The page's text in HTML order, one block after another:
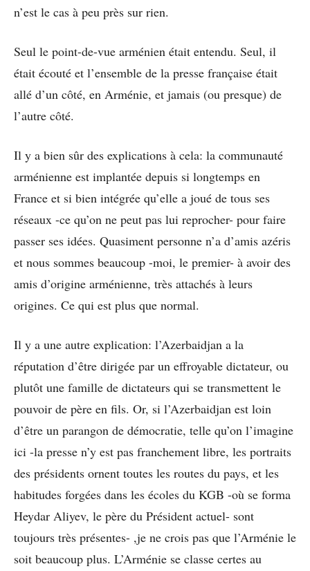
n’est le cas à peu près sur rien.
Seul le point-de-vue arménien était entendu. Seul, il
était écouté et l’ensemble de la presse française était
allé d’un côté, en Arménie, et jamais (ou presque) de
l’autre côté.
Il y a bien sûr des explications à cela: la communauté
arménienne est implantée depuis si longtemps en
France et si bien intégrée qu’elle a joué de tous ses
réseaux -ce qu’on ne peut pas lui reprocher- pour faire
passer ses idées. Quasiment personne n’a d’amis azéris
et nous sommes beaucoup -moi, le premier- à avoir des
amis d’origine arménienne, très attachés à leurs
origines. Ce qui est plus que normal.
Il y a une autre explication: l’Azerbaidjan a la
réputation d’être dirigée par un effroyable dictateur, ou
plutôt une famille de dictateurs qui se transmettent le
pouvoir de père en fils. Or, si l’Azerbaidjan est loin
d’être un parangon de démocratie, telle qu’on l’imagine
ici -la presse n’y est pas franchement libre, les portraits
des présidents ornent toutes les routes du pays, et les
habitudes forgées dans les écoles du KGB -où se forma
Heydar Aliyev, le père du Président actuel- sont
toujours très présentes- ,je ne crois pas que l’Arménie le
soit beaucoup plus. L’Arménie se classe certes au